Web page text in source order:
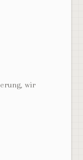
wir